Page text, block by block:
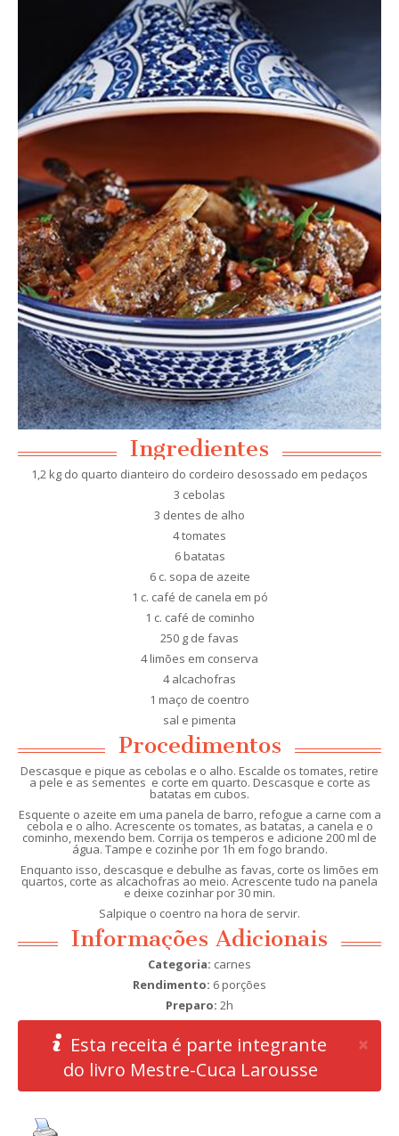
Ingredientes
1,2 kg do quarto dianteiro do cordeiro desossado em pedaços
3 cebolas
3 dentes de alho
4 tomates
6 batatas
6 c. sopa de azeite
1 c. café de canela em pó
1 c. café de cominho
250 g de favas
4 limões em conserva
4 alcachofras
1 maço de coentro
sal e pimenta
Procedimentos
Descasque e pique as cebolas e o alho. Escalde os tomates, retire
a pele e as sementes e corte em quarto. Descasque e corte as
batatas em cubos.
Esquente o azeite em uma panela de barro, refogue a carne com a
cebola e o alho. Acrescente os tomates, as batatas, a canela e o
cominho, mexendo bem. Corrija os temperos e adicione 200 ml de
água. Tampe e cozinhe por 1h em fogo brando.
Enquanto isso, descasque e debulhe as favas, corte os limões em
quartos, corte as alcachofras ao meio. Acrescente tudo na panela
e deixe cozinhar por 30 min.
Salpique o coentro na hora de servir.
Informações Adicionais
Categoria: carnes
Rendimento: 6 porções
Preparo: 2h
×
Esta receita é parte integrante
do livro Mestre-Cuca Larousse